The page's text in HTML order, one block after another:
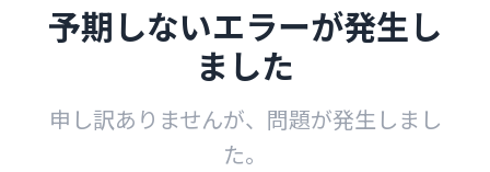
予期しないエラーが発生し
ました
申し訳ありませんが、問題が発生しまし
た。